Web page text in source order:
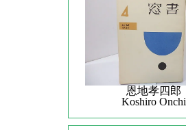
恩地孝四郎
Koshiro Onchi